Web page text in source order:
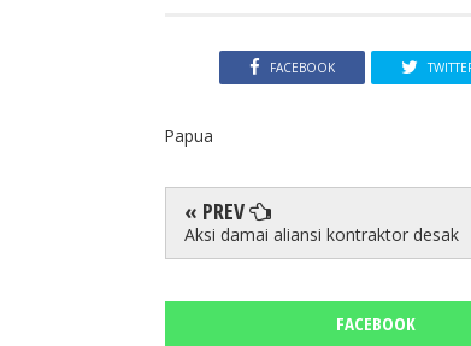
FACEBOOK
Papua
« PREV
Aksi damai aliansi kontraktor desak
FACEBOOK